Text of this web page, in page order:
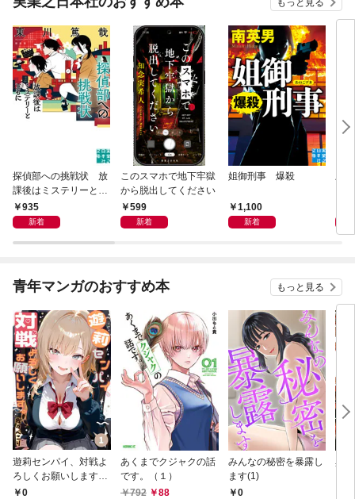
もっと見る
探偵部への挑戦状 放
課後はミステリーとと
もに 新装版
935
新着
このスマホで地下牢獄
から脱出してください
599
新着
姐御刑事 爆殺
1,100
新着
上
青年マンガのおすすめ本 もっと見る
遊莉センパイ、対戦よ
ろしくお願いします。
1 0
あくまでクジャクの話
です。（１）
792
88
みんなの秘密を暴露し
ます(1)
0
異